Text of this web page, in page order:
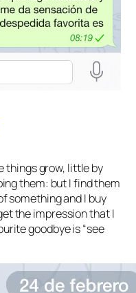
things grow, little by
them: but I find them
something and I buy
the impression that I
goodbye is “see